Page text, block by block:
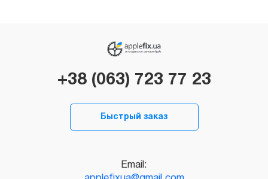
+38 (063) 723 77 23
Быстрый заказ
Email: